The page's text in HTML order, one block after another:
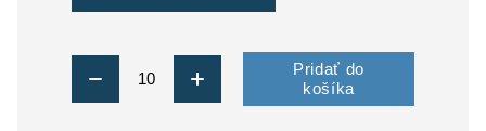
Pridať do
košíka